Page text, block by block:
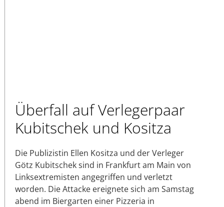
Überfall auf Verlegerpaar
Kubitschek und Kositza
Die Publizistin Ellen Kositza und der Verleger
Götz Kubitschek sind in Frankfurt am Main von
Linksextremisten angegriffen und verletzt
worden. Die Attacke ereignete sich am Samstag
abend im Biergarten einer Pizzeria in